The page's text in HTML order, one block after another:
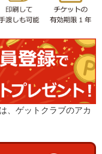
、ゲットクラブのアカ